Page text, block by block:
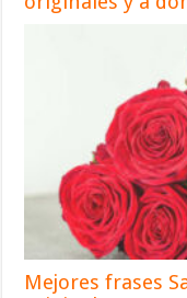
Mejores frases